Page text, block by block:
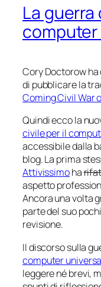
La guerra
Cory Doctorow
di pubblicare la
Coming Civil War
Quindi ecco la
civile per il
accessibile dalla
blog. La prima
Attivissimoha
aspetto
Ancora una volta
parte del suo
revisione.
Il discorso sulla
computer
leggere né brevi,